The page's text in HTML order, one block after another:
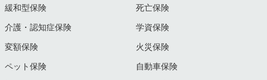
緩和型保険 死亡保険
介護・認知症保険 学資保険
変額保険 火災保険
ペット保険 自動車保険